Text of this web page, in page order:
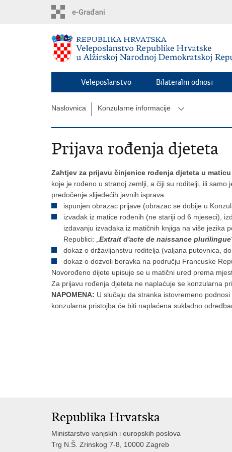
Veleposlanstvo Bilateralni odnosi
Naslovnica Konzularne informacije
Prijava rođenja djeteta
Zahtjev za prijavu činjenice rođenja djeteta u
koje je rođeno u stranoj zemlji, a čiji su roditelji, ili
predočenje slijedećih javnih isprava:
ispunjen obrazac prijave (obrazac se dobije u
izvadak iz matice rođenih (ne stariji od 6 mjeseci),
izdavanju izvadaka iz matičnih knjiga na više jezika
Republici: „Extrait d'acte de naissance plurilingue
dokaz o državljanstvu roditelja (valjana putovnica,
dokaz o dozvoli boravka na području Francuske
Novorođeno dijete upisuje se u matični ured prema
Za prijavu rođenja djeteta ne naplaćuje se konzularna
NAPOMENA: U slučaju da stranka istovremeno
konzularna pristojba će biti naplaćena sukladno
Republika Hrvatska
Ministarstvo vanjskih i europskih poslova
Trg N.Š. Zrinskog 7-8, 10000 Zagreb